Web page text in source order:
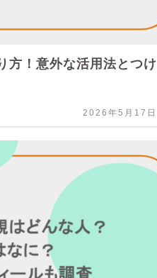
方！意外な活用法とつけ
2026年5月17日